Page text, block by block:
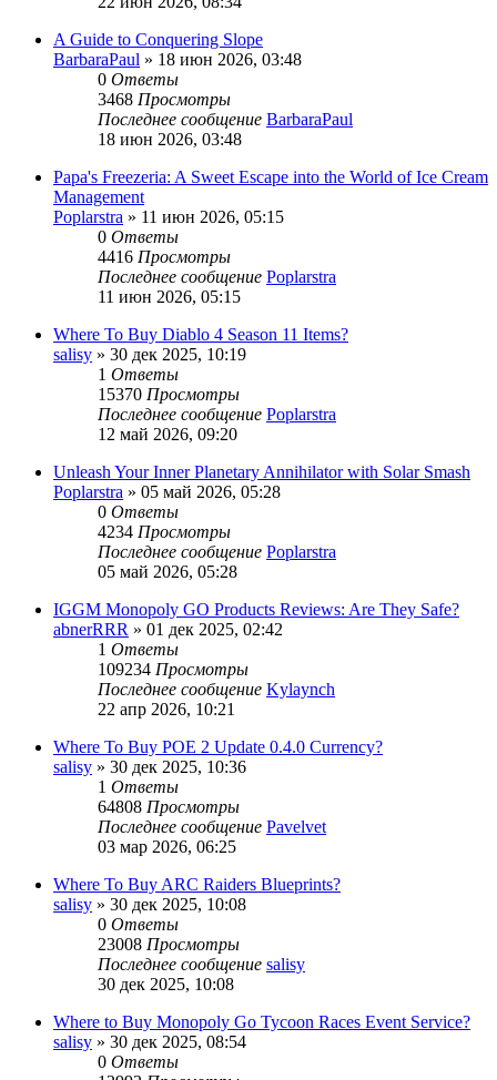
A Guide to Conquering Slope
BarbaraPaul » 18 июн 2026, 03:48
0 Ответы
3468 Просмотры
Последнее сообщение BarbaraPaul
18 июн 2026, 03:48
Papa's Freezeria: A Sweet Escape into the World of Ice Cream
Management
Poplarstra » 11 июн 2026, 05:15
0 Ответы
4416 Просмотры
Последнее сообщение Poplarstra
11 июн 2026, 05:15
Where To Buy Diablo 4 Season 11 Items?
salisy » 30 дек 2025, 10:19
1 Ответы
15370 Просмотры
Последнее сообщение Poplarstra
12 май 2026, 09:20
Unleash Your Inner Planetary Annihilator with Solar Smash
Poplarstra » 05 май 2026, 05:28
0 Ответы
4234 Просмотры
Последнее сообщение Poplarstra
05 май 2026, 05:28
IGGM Monopoly GO Products Reviews: Are They Safe?
abnerRRR » 01 дек 2025, 02:42
1 Ответы
109234 Просмотры
Последнее сообщение Kylaynch
22 апр 2026, 10:21
Where To Buy POE 2 Update 0.4.0 Currency?
salisy » 30 дек 2025, 10:36
1 Ответы
64808 Просмотры
Последнее сообщение Pavelvet
03 мар 2026, 06:25
Where To Buy ARC Raiders Blueprints?
salisy » 30 дек 2025, 10:08
0 Ответы
23008 Просмотры
Последнее сообщение salisy
30 дек 2025, 10:08
Where to Buy Monopoly Go Tycoon Races Event Service?
salisy » 30 дек 2025, 08:54
0 Ответы